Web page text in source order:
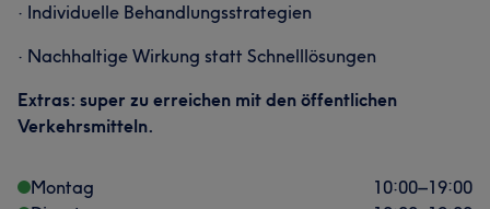
· Individuelle Behandlungsstrategien
· Nachhaltige Wirkung statt Schnelllösungen
Extras: super zu erreichen mit den öffentlichen
Verkehrsmitteln.
Montag 10:00–19:00